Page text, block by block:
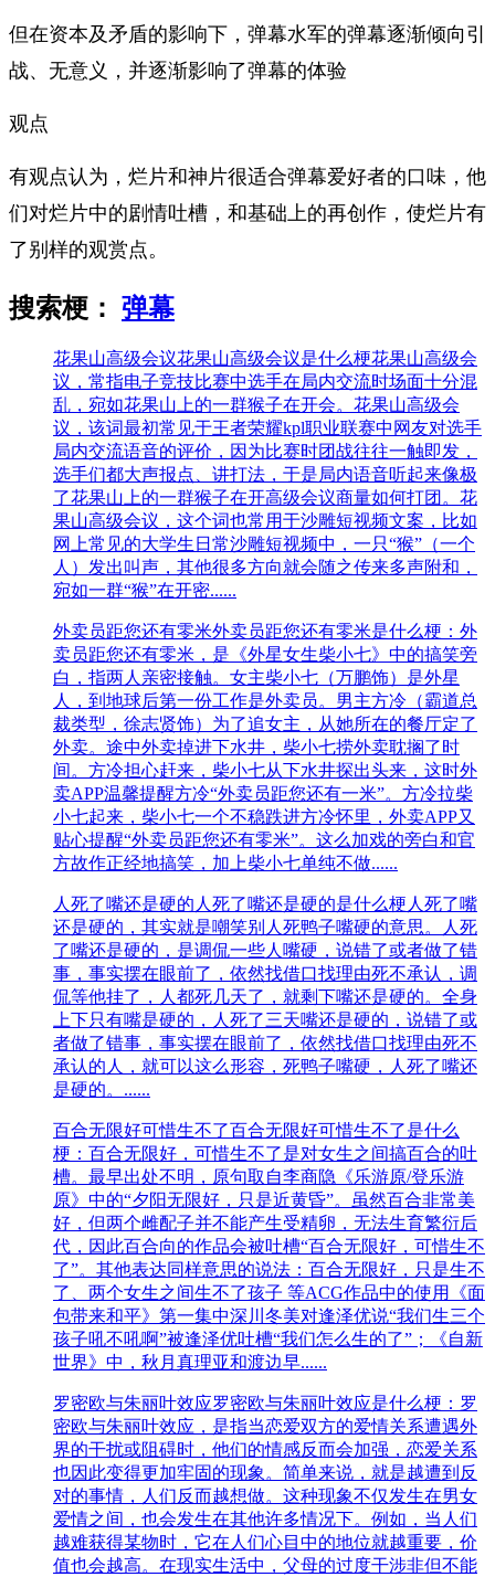
但在资本及矛盾的影响下，弹幕水军的弹幕逐渐倾向引
战、无意义，并逐渐影响了弹幕的体验
观点
有观点认为，烂片和神片很适合弹幕爱好者的口味，他
们对烂片中的剧情吐槽，和基础上的再创作，使烂片有
了别样的观赏点。
搜索梗： 弹幕
花果山高级会议花果山高级会议是什么梗花果山高级会
议，常‌‌‌‌‌‌指电子竞技比赛中选手在局内交流时场面十分混
乱，宛如花果山上的一群猴子在开会。花果山高级会
议，该词最初常见于王者荣耀kpl职业联赛中网友对选手
局内交流语音的评价，因为比赛时团战往往一触即发，
选手们都大声报点、讲打法，于是局内语音听起来像极
了花果山上的一群猴子在开高级会议商量如何打团。花
果山高级会议，这个词也常用于沙雕短视频文案，比如
网上常见的大学生日常沙雕短视频中，一只“猴”（一个
人）发出叫声，其他很多方向就会随之传来多声附和，
宛如一群“猴”在开密......
外卖员距您还有零米外卖员距您还有零米是什么梗：外
卖员距您还有零米，是《外星女生柴小七》中的搞笑旁
白，指两人亲密接触。女主柴小七（万鹏饰）是外星
人，到地球后第一份工作是外卖员。男主方冷（霸道总
裁类型，徐志贤饰）为了追女主，从她所在的餐厅定了
外卖。途中外卖掉进下水井，柴小七捞外卖耽搁了时
间。方冷担心赶来，柴小七从下水井探出头来，这时外
卖APP温馨提醒方冷“外卖员距您还有一米”。方冷拉柴
小七起来，柴小七一个不稳跌进方冷怀里，外卖APP又
贴心提醒“外卖员距您还有零米”。这么加戏的旁白和官
方故作正经地搞笑，加上柴小七单纯不做......
人死了嘴还是硬的 人死了嘴还是硬的是什么梗人死了嘴
还是硬的，其实就是嘲笑别人死鸭子嘴硬的意思。人死
了嘴还是硬的，是调侃一些人嘴硬，说错了或者做了错
事，事实摆在眼前了，依然找借口找理由死不承认，调
侃等他挂了，人都死几天了，就剩下嘴还是硬的。全身
上下只有嘴是硬的，人死了三天嘴还是硬的，说错了或
者做了错事，事实摆在眼前了，依然找借口找理由死不
承认的人，就可以这么形容，死鸭子嘴硬‌‌‌‌‌‌‌‌‌‌，人死了嘴还
是硬的。......
百合无限好可惜生不了百合无限好可惜生不了是什么
梗：百合无限好，可惜生不了是对女生之间搞百合的吐
槽。最早出处不明，原句取自李商隐《乐游原/登乐游
原》中的“夕阳无限好，只是近黄昏”。虽然百合非常美
好，但两个雌配子并不能产生受精卵，无法生育繁衍后
代，因此百合向的作品会被吐槽“百合无限好，可惜生不
了”。其他表达同样意思的说法：百合无限好，只是生不
了、两个女生之间生不了孩子 等ACG作品中的使用《面
包带来和平》第一集中深川冬美对逢泽优说“我们生三个
孩子吼不吼啊”被逢泽优吐槽“我们怎么生的了”；《自新
世界》中，秋月真理亚和渡边早......
罗密欧与朱丽叶效应罗密欧与朱丽叶效应是什么梗：罗
密欧与朱丽叶效应，是指当恋爱双方的爱情关系遭遇外
界的干扰或阻碍时，他们的情感反而会加强，恋爱关系
也因此变得更加牢固的现象。简单来说，就是越遭到反
对的事情，人们反而越想做。这种现象不仅发生在男女
爱情之间，也会发生在其他许多情况下。例如，当人们
越难获得某物时，它在人们心目中的地位就越重要，价
值也会越高。在现实生活中，父母的过度干涉非但不能